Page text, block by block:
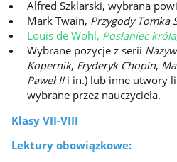
Alfred Szklarski, wybrana
Mark Twain, Przygody Tomka
Louis de Wohl, Posłaniec króla
Wybrane pozycje z serii
Kopernik, Fryderyk Chopin,
Paweł IIi in.) lub inne utwory
wybrane przez nauczyciela.
Klasy VII-VIII
Lektury obowiązkowe: